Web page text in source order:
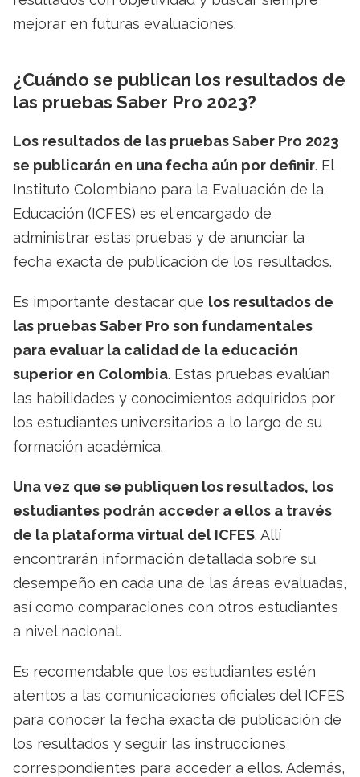
mejorar en futuras evaluaciones.
¿Cuándo se publican los resultados de
las pruebas Saber Pro 2023?
Los resultados de las pruebas Saber Pro 2023
se publicarán en una fecha aún por definir. El
Instituto Colombiano para la Evaluación de la
Educación (ICFES) es el encargado de
administrar estas pruebas y de anunciar la
fecha exacta de publicación de los resultados.
Es importante destacar que los resultados de
las pruebas Saber Pro son fundamentales
para evaluar la calidad de la educación
superior en Colombia. Estas pruebas evalúan
las habilidades y conocimientos adquiridos por
los estudiantes universitarios a lo largo de su
formación académica.
Una vez que se publiquen los resultados, los
estudiantes podrán acceder a ellos a través
de la plataforma virtual del ICFES. Allí
encontrarán información detallada sobre su
desempeño en cada una de las áreas evaluadas,
así como comparaciones con otros estudiantes
a nivel nacional.
Es recomendable que los estudiantes estén
atentos a las comunicaciones oficiales del ICFES
para conocer la fecha exacta de publicación de
los resultados y seguir las instrucciones
correspondientes para acceder a ellos. Además,